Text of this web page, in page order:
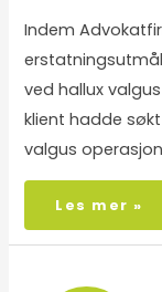
Indem
ved hallux
klient hadde
valgus
Les mer »